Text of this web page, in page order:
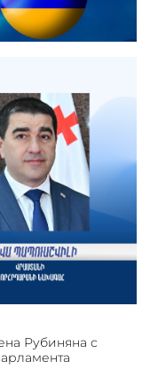
Рубиняна с